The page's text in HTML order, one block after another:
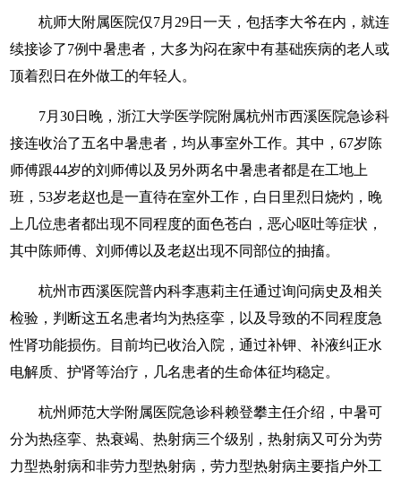
杭师大附属医院仅7月29日一天，包括李大爷在内，就连
续接诊了7例中暑患者，大多为闷在家中有基础疾病的老人或
顶着烈日在外做工的年轻人。
7月30日晚，浙江大学医学院附属杭州市西溪医院急诊科
接连收治了五名中暑患者，均从事室外工作。其中，67岁陈
师傅跟44岁的刘师傅以及另外两名中暑患者都是在工地上
班，53岁老赵也是一直待在室外工作，白日里烈日烧灼，晚
上几位患者都出现不同程度的面色苍白，恶心呕吐等症状，
其中陈师傅、刘师傅以及老赵出现不同部位的抽搐。
杭州市西溪医院普内科李惠莉主任通过询问病史及相关
检验，判断这五名患者均为热痉挛，以及导致的不同程度急
性肾功能损伤。目前均已收治入院，通过补钾、补液纠正水
电解质、护肾等治疗，几名患者的生命体征均稳定。
杭州师范大学附属医院急诊科赖登攀主任介绍，中暑可
分为热痉挛、热衰竭、热射病三个级别，热射病又可分为劳
力型热射病和非劳力型热射病，劳力型热射病主要指户外工